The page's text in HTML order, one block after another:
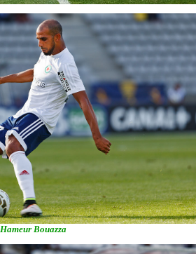
Hameur Bouazza